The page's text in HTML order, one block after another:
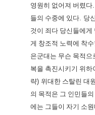
영원히 없어져 버렸다.
들의 수중에 있다. 당
것이 죄다 당신들에게
게 창조적 노력에 착
은군대는 무슨 목적으
복을 촉진시키기 위
략) 위대한 스탈린 대
의 목적은 그 인민들
에는 그들이 자기 소